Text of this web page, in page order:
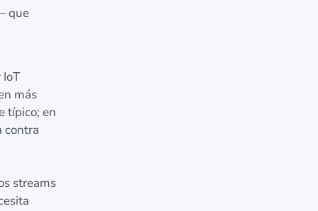
que
más
típico; en
contra
streams